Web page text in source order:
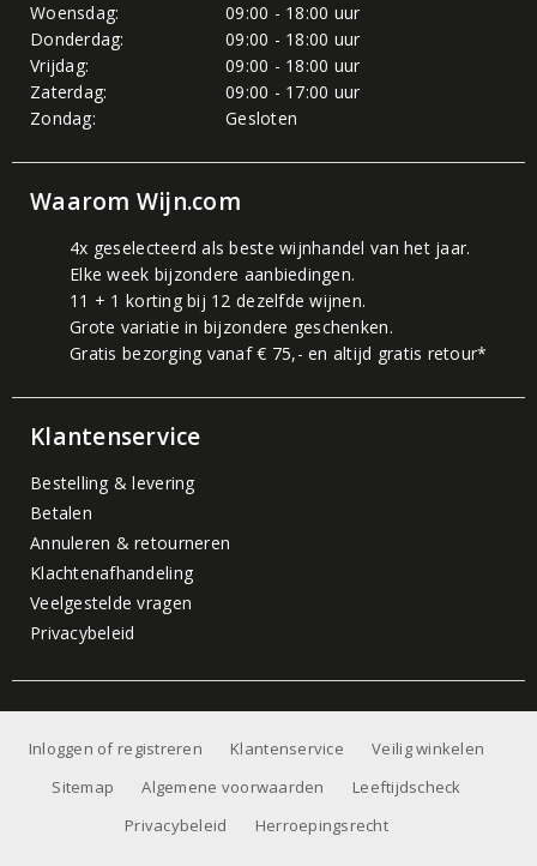
Woensdag:
09:00 - 18:00 uur
Donderdag:
09:00 - 18:00 uur
Vrijdag:
09:00 - 18:00 uur
Zaterdag:
09:00 - 17:00 uur
Zondag:
Gesloten
Waarom Wijn.com
4x geselecteerd als beste wijnhandel van het jaar.
Elke week bijzondere aanbiedingen.
11 + 1 korting bij 12 dezelfde wijnen.
Grote variatie in bijzondere geschenken.
Gratis bezorging vanaf € 75,- en altijd gratis retour*
Klantenservice
Bestelling & levering
Betalen
Annuleren & retourneren
Klachtenafhandeling
Veelgestelde vragen
Privacybeleid
Inloggen of registreren Klantenservice
Veilig winkelen
Sitemap
Algemene voorwaarden
Leeftijdscheck
Privacybeleid
Herroepingsrecht